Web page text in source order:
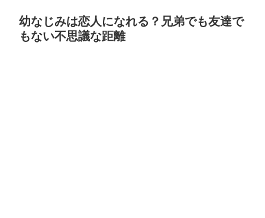
幼なじみは恋人になれる？兄弟でも友達で
もない不思議な距離